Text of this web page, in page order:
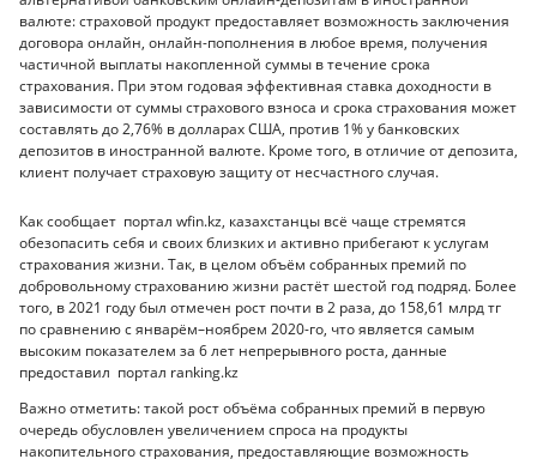
валюте: страховой продукт предоставляет возможность заключения
договора онлайн, онлайн-пополнения в любое время, получения
частичной выплаты накопленной суммы в течение срока
страхования. При этом годовая эффективная ставка доходности в
зависимости от суммы страхового взноса и срока страхования может
составлять до 2,76% в долларах США, против 1% у банковских
депозитов в иностранной валюте. Кроме того, в отличие от депозита,
клиент получает страховую защиту от несчастного случая.
Как сообщает портал wfin.kz, казахстанцы всё чаще стремятся
обезопасить себя и своих близких и активно прибегают к услугам
страхования жизни. Так, в целом объём собранных премий по
добровольному страхованию жизни растёт шестой год подряд. Более
того, в 2021 году был отмечен рост почти в 2 раза, до 158,61 млрд тг
по сравнению с январём–ноябрем 2020-го, что является самым
высоким показателем за 6 лет непрерывного роста, данные
предоставил портал ranking.kz
Важно отметить: такой рост объёма собранных премий в первую
очередь обусловлен увеличением спроса на продукты
накопительного страхования, предоставляющие возможность